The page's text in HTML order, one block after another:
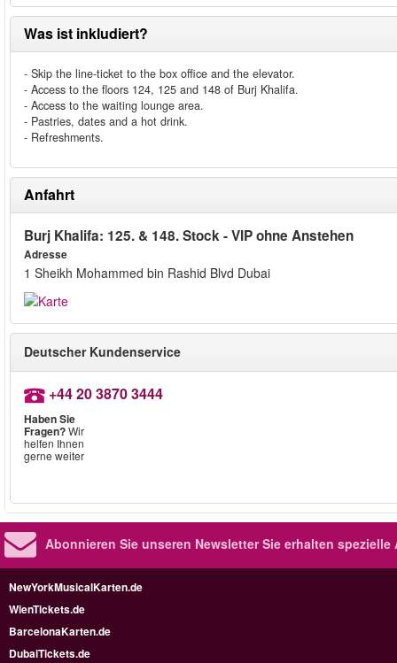
Was ist inkludiert?
- Skip the line-ticket to the box office and the elevator.
- Access to the floors 124, 125 and 148 of Burj Khalifa.
- Access to the waiting lounge area.
- Pastries, dates and a hot drink.
- Refreshments.
Anfahrt
Burj Khalifa: 125. & 148. Stock - VIP ohne Anstehen
Adresse
1 Sheikh Mohammed bin Rashid Blvd Dubai
Deutscher Kundenservice
+44 20 3870 3444
Haben Sie
Fragen?Wir
helfen Ihnen
gerne weiter
Abonnieren Sie unseren NewsletterSie erhalten spezielle
NewYorkMusicalKarten.de
WienTickets.de
BarcelonaKarten.de
DubaiTickets.de